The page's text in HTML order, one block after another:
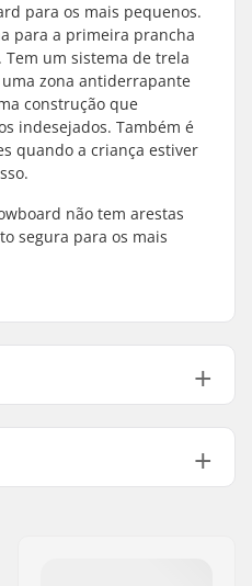
para os mais pequenos.
para a primeira prancha
um sistema de trela
zona antiderrapante
construção que
indesejados. Também é
quando a criança estiver
não tem arestas
segura para os mais
2
3D